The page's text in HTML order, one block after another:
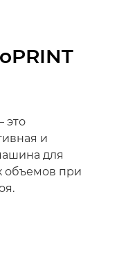
это
и
для
объемов при